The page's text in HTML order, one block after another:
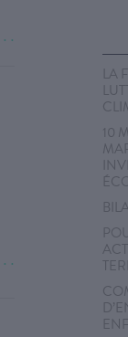
. .
. .
LA
10